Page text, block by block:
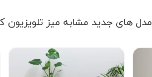
مدل های جدید مشابه میز تلویزیون